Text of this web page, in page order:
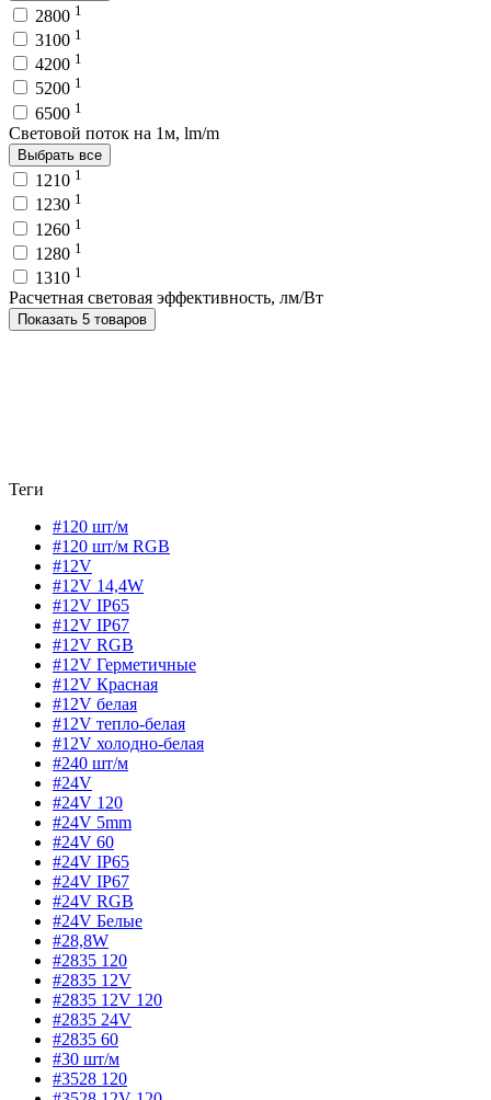
2800 1
3100 1
4200 1
5200 1
6500 1
Световой поток на 1м, lm/m
Выбрать все
1210 1
1230 1
1260 1
1280 1
1310 1
Расчетная световая эффективность, лм/Вт
Показать 5 товаров
Теги
#120 шт/м
#120 шт/м RGB
#12V
#12V 14,4W
#12V IP65
#12V IP67
#12V RGB
#12V Герметичные
#12V Красная
#12V белая
#12V тепло-белая
#12V холодно-белая
#240 шт/м
#24V
#24V 120
#24V 5mm
#24V 60
#24V IP65
#24V IP67
#24V RGB
#24V Белые
#28,8W
#2835 120
#2835 12V
#2835 12V 120
#2835 24V
#2835 60
#30 шт/м
#3528 120